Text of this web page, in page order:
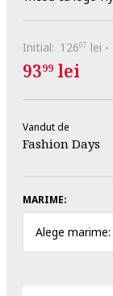
Initial: 12607 lei -
9399 lei
Vandut de
Fashion Days
MARIME:
Alege marime: